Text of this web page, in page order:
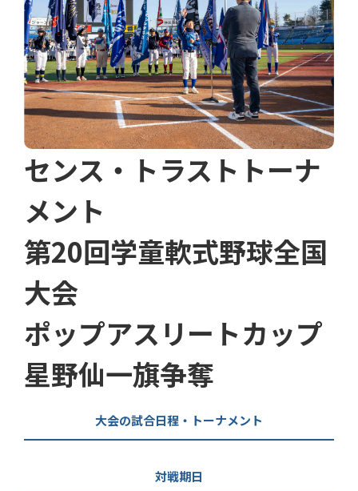
センス・トラストトーナ
メント
第20回学童軟式野球全国
大会
ポップアスリートカップ
星野仙一旗争奪
大会の試合日程・トーナメント
対戦期日